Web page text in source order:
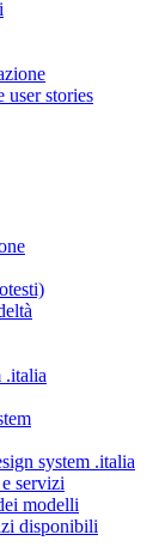
user stories
.italia
system .italia
servizi
modelli
disponibili